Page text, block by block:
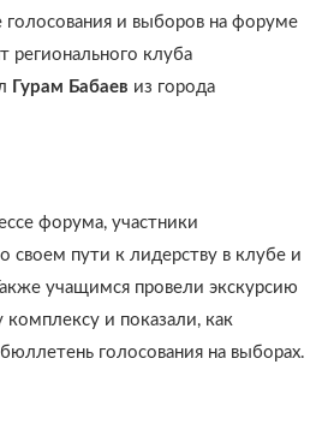
голосования и выборов на форуме
регионального клуба
Гурам Бабаев из города
форума, участники
своем пути к лидерству в клубе и
учащимся провели экскурсию
и показали, как
голосования на выборах.